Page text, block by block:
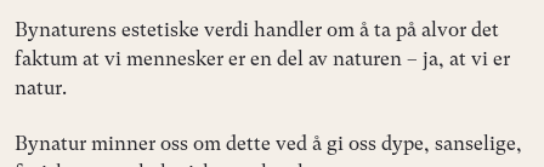
Bynaturens estetiske verdi handler om å ta på alvor det
faktum at vi mennesker er en del av naturen – ja, at vi er
natur.
Bynatur minner oss om dette ved å gi oss dype, sanselige,